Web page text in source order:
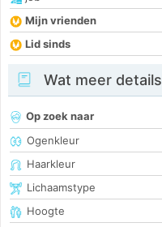
Mijn vrienden
Lid sinds
Wat meer details
Op zoek naar
Ogenkleur
Haarkleur
Lichaamstype
Hoogte